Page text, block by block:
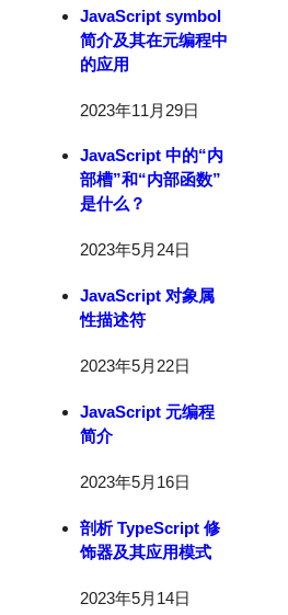
JavaScript symbol
简介及其在元编程中
的应用
2023年11月29日
JavaScript 中的“内
部槽”和“内部函数”
是什么？
2023年5月24日
JavaScript 对象属
性描述符
2023年5月22日
JavaScript 元编程
简介
2023年5月16日
剖析 TypeScript 修
饰器及其应用模式
2023年5月14日